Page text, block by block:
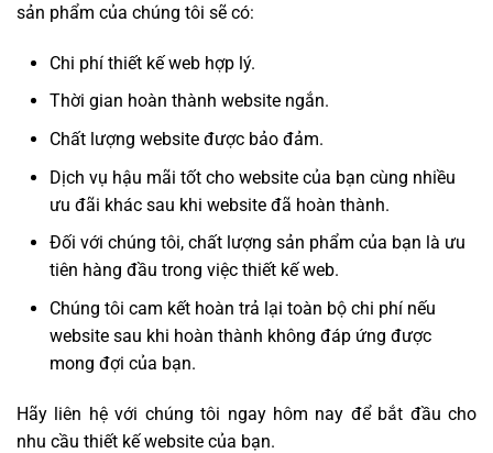
sản phẩm của chúng tôi sẽ có:
Chi phí thiết kế web hợp lý.
Thời gian hoàn thành website ngắn.
Chất lượng website được bảo đảm.
Dịch vụ hậu mãi tốt cho website của bạn cùng nhiều
ưu đãi khác sau khi website đã hoàn thành.
Đối với chúng tôi, chất lượng sản phẩm của bạn là ưu
tiên hàng đầu trong việc thiết kế web.
Chúng tôi cam kết hoàn trả lại toàn bộ chi phí nếu
website sau khi hoàn thành không đáp ứng được
mong đợi của bạn.
Hãy liên hệ với chúng tôi ngay hôm nay để bắt đầu cho
nhu cầu thiết kế website của bạn.